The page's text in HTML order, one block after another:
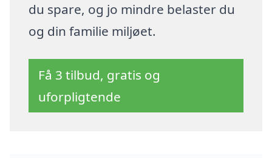
du spare, og jo mindre belaster du
og din familie miljøet.
Få 3 tilbud, gratis og
uforpligtende